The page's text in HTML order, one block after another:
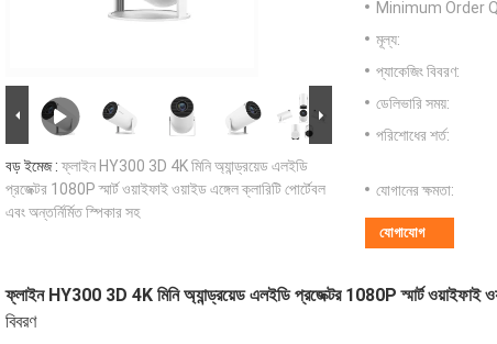
বড় ইমেজ :ফ্লাইন HY300 3D 4K মিনি অ্যান্ড্রয়েড এলইডি
প্রজেক্টর 1080P স্মার্ট ওয়াইফাই ওয়াইড এঙ্গেল ক্লারিটি পোর্টেবল
এবং অন্তর্নির্মিত স্পিকার সহ
Minimum Order
মূল্য:
প্যাকেজিং বিবরণ:
ডেলিভারি সময়:
পরিশোধের শর্ত:
যোগানের ক্ষমতা:
যোগাযোগ
ফ্লাইন HY300 3D 4K মিনি অ্যান্ড্রয়েড এলইডি প্রজেক্টর 1080P স্মার্ট ওয়াইফাই
বিবরণ